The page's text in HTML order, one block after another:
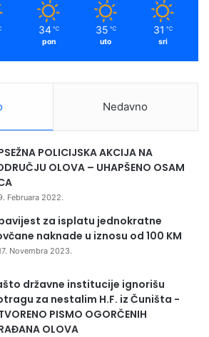
34 ℃
pon
35 ℃
uto
31 ℃
sri
Nedavno
POLICIJSKA AKCIJA NA
OLOVA – UHAPŠENO OSAM
Februara 2022.
za isplatu jednokratne
naknade u iznosu od 100 KM
Novembra 2023.
državne institucije ignorišu
za nestalim H.F. iz Čuništa -
PISMO OGORČENIH
OLOVA